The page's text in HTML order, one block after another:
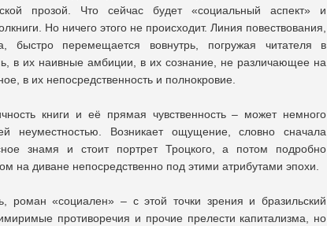
прозой. Что сейчас будет «социальный аспект» и
Но ничего этого не происходит. Линия повествования,
быстро перемещается вовнутрь, погружая читателя в
в их наивные амбиции, в их сознание, не различающее на
в их непосредственность и полнокровие.
книги и её прямая чувственность – может немного
неуместностью. Возникает ощущение, словно сначала
знамя и стоит портрет Троцкого, а потом подробно
на диване непосредственно под этими атрибутами эпохи.
роман «социален» – с этой точки зрения и бразильский
противоречия и прочие прелести капитализма, но